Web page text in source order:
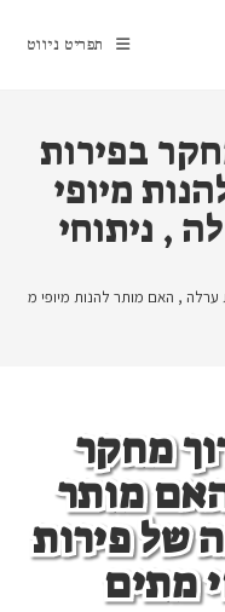
תפריט ניווט
בפירות
מיופי
, ניתוחי
, האם מותר להנות מיופי
מחקר
מותר
של פירות
מתים